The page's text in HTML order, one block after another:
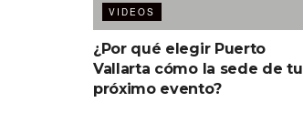
VIDEOS
¿Por qué elegir Puerto
Vallarta cómo la sede de tu
próximo evento?